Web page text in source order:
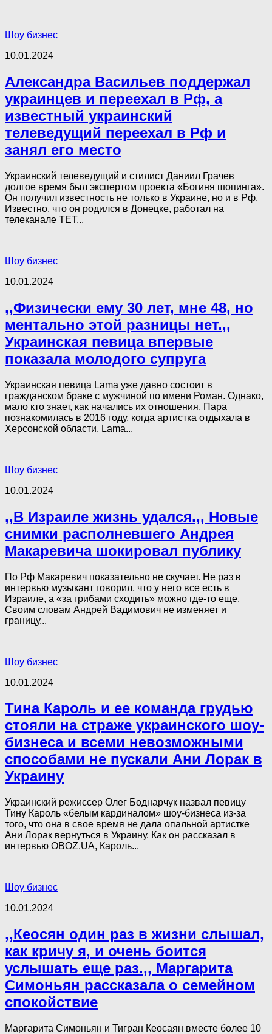
Шоу бизнес
10.01.2024
Александра Васильев поддержал
украинцев и переехал в Рф, а
известный украинский
телеведущий переехал в Рф и
занял его место
Украинский телеведущий и стилист Даниил Грачев
долгое время был экспертом проекта «Богиня шопинга».
Он получил известность не только в Украине, но и в Рф.
Известно, что он родился в Донецке, работал на
телеканале ТЕТ...
Шоу бизнес
10.01.2024
,,Физически ему 30 лет, мне 48, но
ментально этой разницы нет.,,
Украинская певица впервые
показала молодого супруга
Украинская певица Lama уже давно состоит в
гражданском браке с мужчиной по имени Роман. Однако,
мало кто знает, как начались их отношения. Пара
познакомилась в 2016 году, когда артистка отдыхала в
Херсонской области. Lama...
Шоу бизнес
10.01.2024
,,В Израиле жизнь удался.,, Новые
снимки располневшего Андрея
Макаревича шокировал публику
По Рф Макаревич показательно не скучает. Не раз в
интервью музыкант говорил, что у него все есть в
Израиле, а «за грибами сходить» можно где-то еще.
Своим словам Андрей Вадимович не изменяет и
границу...
Шоу бизнес
10.01.2024
Тина Кароль и ее команда грудью
стояли на страже украинского шоу-
бизнеса и всеми невозможными
способами не пускали Ани Лорак в
Украину
Украинский режиссер Олег Боднарчук назвал певицу
Тину Кароль «белым кардиналом» шоу-бизнеса из-за
того, что она в свое время не дала опальной артистке
Ани Лорак вернуться в Украину. Как он рассказал в
интервью OBOZ.UA, Кароль...
Шоу бизнес
10.01.2024
,,Кеосян один раз в жизни слышал,
как кричу я, и очень боится
услышать еще раз.,, Маргарита
Симоньян рассказала о семейном
спокойствие
Маргарита Симоньян и Тигран Кеосаян вместе более 10